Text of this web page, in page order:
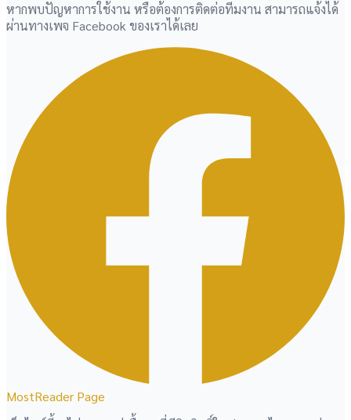
หากพบปัญหาการใช้งาน หรือต้องการติดต่อทีมงาน สามารถแจ้งได้
ผ่านทางเพจ Facebook ของเราได้เลย
MostReader Page